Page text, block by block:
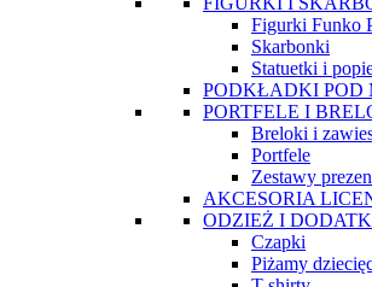
Figurki Funko
Skarbonki
Statuetki i
PODKŁADKI POD
PORTFELE I
Breloki i
Portfele
Zestawy
AKCESORIA
ODZIEŻ I
Czapki
Piżamy